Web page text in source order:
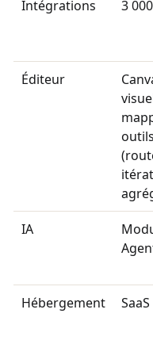
Intégrations 3
Éditeur
outils
IA
Hébergement SaaS